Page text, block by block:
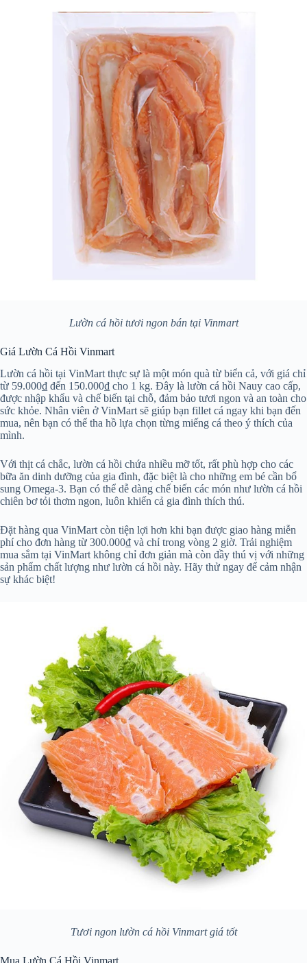
Lườn cá hồi tươi ngon bán tại Vinmart
Giá Lườn Cá Hồi Vinmart
Lườn cá hồi tại VinMart thực sự là một món quà từ biển cả, với giá chỉ
từ 59.000₫ đến 150.000₫ cho 1 kg. Đây là lườn cá hồi Nauy cao cấp,
được nhập khẩu và chế biến tại chỗ, đảm bảo tươi ngon và an toàn cho
sức khỏe. Nhân viên ở VinMart sẽ giúp bạn fillet cá ngay khi bạn đến
mua, nên bạn có thể tha hồ lựa chọn từng miếng cá theo ý thích của
mình.
Với thịt cá chắc, lườn cá hồi chứa nhiều mỡ tốt, rất phù hợp cho các
bữa ăn dinh dưỡng của gia đình, đặc biệt là cho những em bé cần bổ
sung Omega-3. Bạn có thể dễ dàng chế biến các món như lườn cá hồi
chiên bơ tỏi thơm ngon, luôn khiến cả gia đình thích thú.
Đặt hàng qua VinMart còn tiện lợi hơn khi bạn được giao hàng miễn
phí cho đơn hàng từ 300.000₫ và chỉ trong vòng 2 giờ. Trải nghiệm
mua sắm tại VinMart không chỉ đơn giản mà còn đầy thú vị với những
sản phẩm chất lượng như lườn cá hồi này. Hãy thử ngay để cảm nhận
sự khác biệt!
Tươi ngon lườn cá hồi Vinmart giá tốt